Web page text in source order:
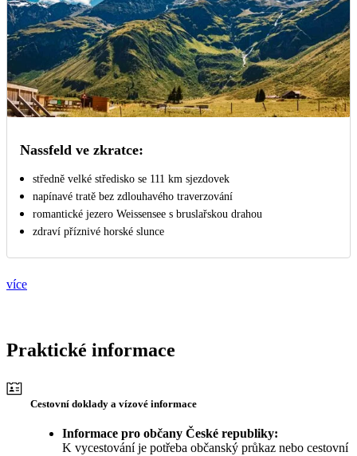
Nassfeld ve zkratce:
středně velké středisko se 111 km sjezdovek
napínavé tratě bez zdlouhavého traverzování
romantické jezero Weissensee s bruslařskou drahou
zdraví příznivé horské slunce
více
Praktické informace
Cestovní doklady a vízové informace
Informace pro občany České republiky:
K vycestování je potřeba občanský průkaz nebo cestovní